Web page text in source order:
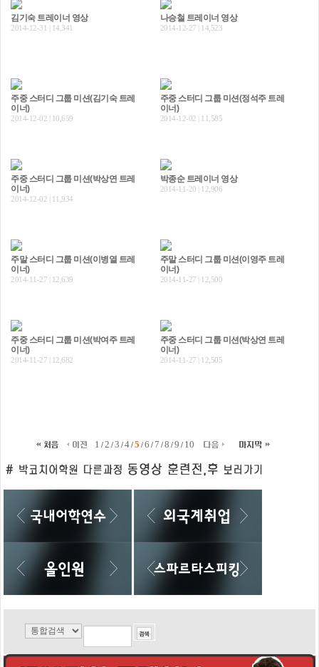
김기숙 트레이너 영상
2014-12-31 | 14,341
나승철 트레이너 영상
2014-12-27 | 14,523
주중 스터디 그룹 미션(김기숙 트레
이너)
2014-12-02 | 10,659
주중 스터디 그룹 미션(정석주 트레
이너)
2014-12-02 | 11,585
주중 스터디 그룹 미션(박상연 트레
이너)
2014-12-02 | 11,934
박종순 트레이너 영상
2014-11-20 | 12,906
주말 스터디 그룹 미션(이병열 트레
이너)
2014-11-27 | 12,639
주말 스터디 그룹 미션(이영주 트레
이너)
2014-11-27 | 12,500
주중 스터디 그룹 미션(박여주 트레
이너)
2014-11-27 | 12,682
주중 스터디 그룹 미션(박상연 트레
이너)
2014-11-27 | 12,505
1 /2 /3 /4/5 /6 / 7 /8 /9 / 10